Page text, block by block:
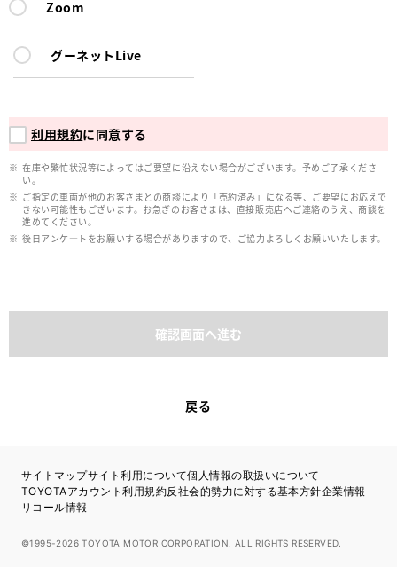
Zoom
グーネットLive
利用規約に同意する
在庫や繁忙状況等によってはご要望に沿えない場合がございます。予めご了承くださ
い。
ご指定の車両が他のお客さまとの商談により「売約済み」になる等、ご要望にお応えで
きない可能性もございます。お急ぎのお客さまは、直接販売店へご連絡のうえ、商談を
進めてください。
後日アンケ―トをお願いする場合がありますので、ご協力よろしくお願いいたします。
確認画面へ進む
戻る
サイトマップサイト利用について個人情報の取扱いについて
TOYOTAアカウント利用規約反社会的勢力に対する基本方針企業情報
リコール情報
©1995-2026 TOYOTA MOTOR CORPORATION. ALL RIGHTS RESERVED.